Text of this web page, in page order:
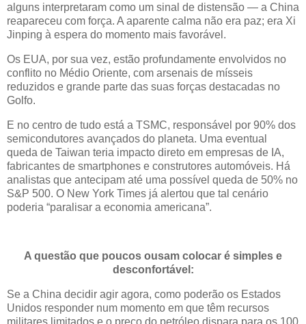
alguns interpretaram como um sinal de distensão — a China
reapareceu com força. A aparente calma não era paz; era Xi
Jinping à espera do momento mais favorável.
Os EUA, por sua vez, estão profundamente envolvidos no
conflito no Médio Oriente, com arsenais de mísseis
reduzidos e grande parte das suas forças destacadas no
Golfo.
E no centro de tudo está a TSMC, responsável por 90% dos
semicondutores avançados do planeta. Uma eventual
queda de Taiwan teria impacto direto em empresas de IA,
fabricantes de smartphones e construtores automóveis. Há
analistas que antecipam até uma possível queda de 50% no
S&P 500. O New York Times já alertou que tal cenário
poderia “paralisar a economia americana”.
A questão que poucos ousam colocar é simples e
desconfortável:
Se a China decidir agir agora, como poderão os Estados
Unidos responder num momento em que têm recursos
militares limitados e o preço do petróleo dispara para os 100